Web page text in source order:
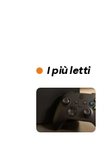
I più letti